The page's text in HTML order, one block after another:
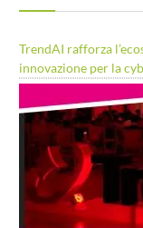
TrendAI rafforza
innovazione per la